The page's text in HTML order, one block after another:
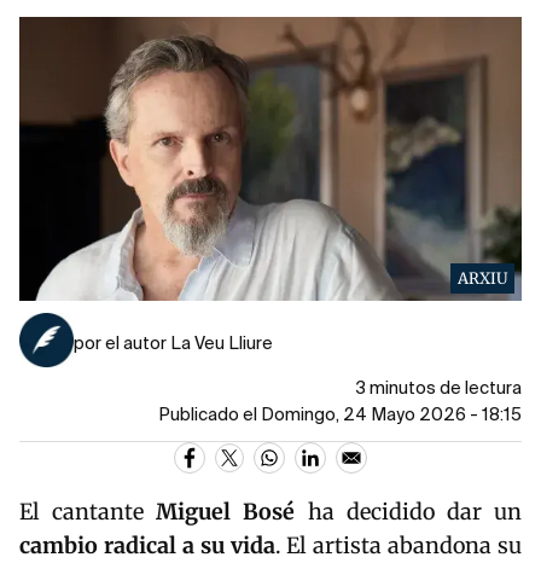
ARXIU
por el autor La Veu Lliure
3 minutos de lectura
Publicado el Domingo, 24 Mayo 2026 - 18:15
El cantanteMiguel Bosé ha decidido dar un
cambio radical a su vida. El artista abandona su